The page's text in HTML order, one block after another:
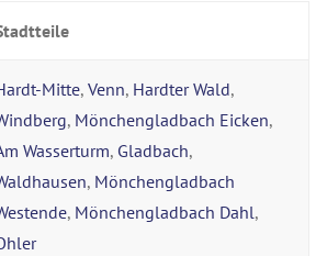
Mitte, Venn, Hardter Wald,
, Mönchengladbach Eicken,
Wasserturm, Gladbach,
, Mönchengladbach
, Mönchengladbach Dahl,